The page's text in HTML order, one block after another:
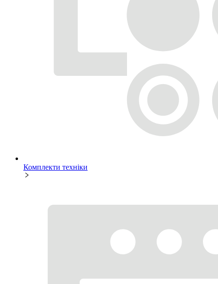
Комплекти техніки